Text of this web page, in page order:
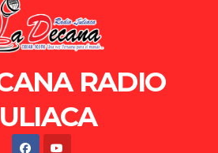
RADIO